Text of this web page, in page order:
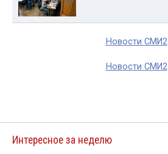
Новости СМИ2
Новости СМИ2
Интересное за неделю